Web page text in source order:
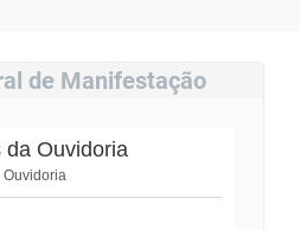
de Manifestação
da Ouvidoria
Ouvidoria